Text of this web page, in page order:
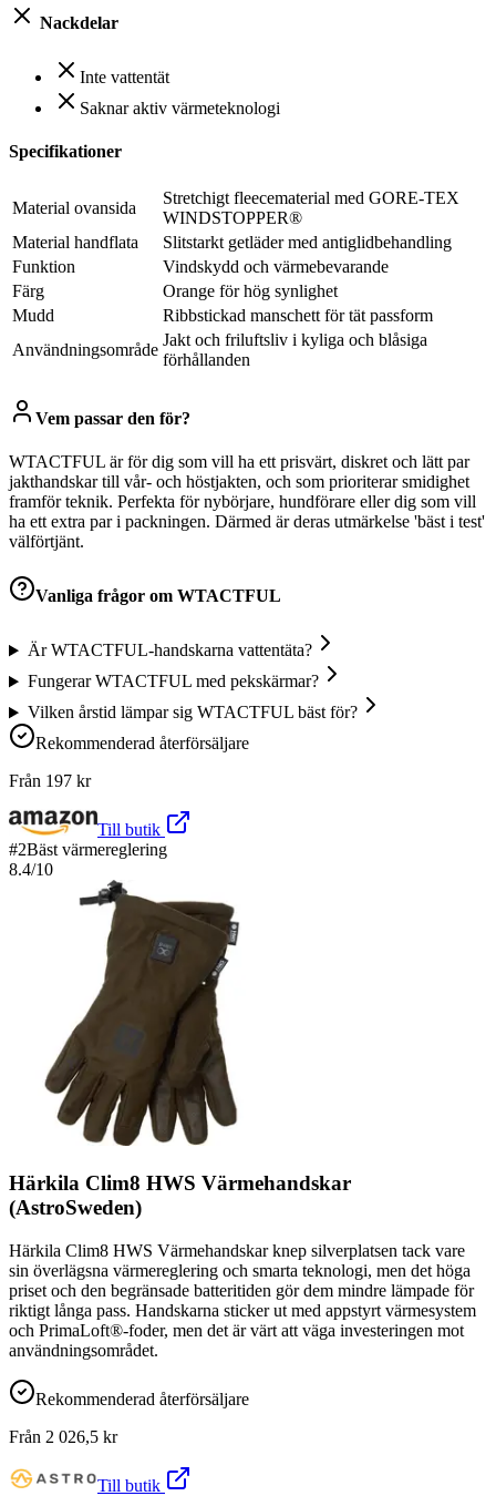
Nackdelar
Inte vattentät
Saknar aktiv värmeteknologi
Specifikationer
Material ovansida
Stretchigt fleecematerial med GORE-TEX
WINDSTOPPER®
Material handflata
Slitstarkt getläder med antiglidbehandling
Funktion
Vindskydd och värmebevarande
Färg
Orange för hög synlighet
Mudd
Ribbstickad manschett för tät passform
Användningsområde
Jakt och friluftsliv i kyliga och blåsiga
förhållanden
Vem passar den för?
WTACTFUL är för dig som vill ha ett prisvärt, diskret och lätt par
jakthandskar till vår- och höstjakten, och som prioriterar smidighet
framför teknik. Perfekta för nybörjare, hundförare eller dig som vill
ha ett extra par i packningen. Därmed är deras utmärkelse 'bäst i test'
välförtjänt.
Vanliga frågor om WTACTFUL
Är WTACTFUL-handskarna vattentäta?
Fungerar WTACTFUL med pekskärmar?
Vilken årstid lämpar sig WTACTFUL bäst för?
Rekommenderad återförsäljare
Från 197 kr
Till butik
#2Bäst värmereglering
8.4/10
Härkila Clim8 HWS Värmehandskar
(AstroSweden)
Härkila Clim8 HWS Värmehandskar knep silverplatsen tack vare
sin överlägsna värmereglering och smarta teknologi, men det höga
priset och den begränsade batteritiden gör dem mindre lämpade för
riktigt långa pass. Handskarna sticker ut med appstyrt värmesystem
och PrimaLoft®-foder, men det är värt att väga investeringen mot
användningsområdet.
Rekommenderad återförsäljare
Från 2 026,5 kr
Till butik